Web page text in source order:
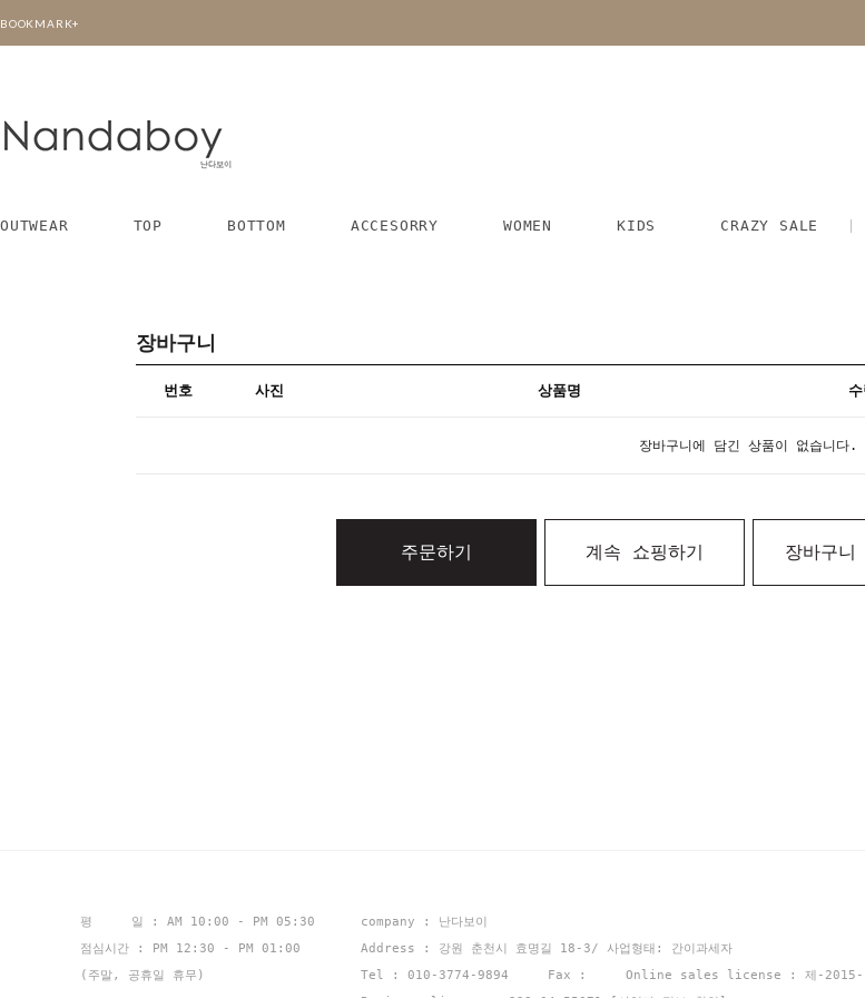
BOOKMARK+
OUTWEAR TOP BOTTOM ACCESORRY WOMEN KIDS CRAZY SALE
장바구니
번호 사진 상품명
장바구니에 담긴 상품이 없습니다.
주문하기 계속 쇼핑하기 장바구니
평 일 : AM 10:00 - PM 05:30
점심시간 : PM 12:30 - PM 01:00
(주말, 공휴일 휴무)
company : 난다보이
Address : 강원 춘천시 효명길 18-3/ 사업형태: 간이과세자
Tel : 010-3774-9894 Fax : Online sales license : 제-2015-강원